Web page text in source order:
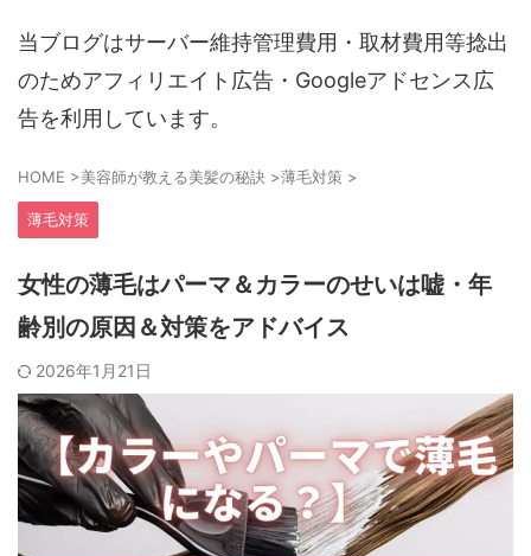
当ブログはサーバー維持管理費用・取材費用等捻出
のためアフィリエイト広告・Googleアドセンス広
告を利用しています。
HOME >美容師が教える美髪の秘訣 >薄毛対策 >
薄毛対策
女性の薄毛はパーマ＆カラーのせいは嘘・年
齢別の原因＆対策をアドバイス
2026年1月21日